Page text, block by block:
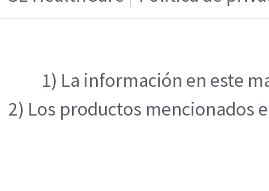
1) La información en este
2) Los productos mencionados